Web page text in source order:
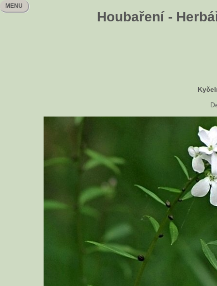
Houbaření -
MENU